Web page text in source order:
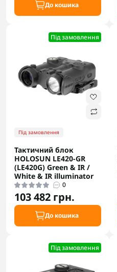
До кошика
Під замовлення
Під замовлення
Тактичний блок
HOLOSUN LE420-GR
(LE420G) Green & IR /
White & IR illuminator
0
103 482 грн.
До кошика
Під замовлення